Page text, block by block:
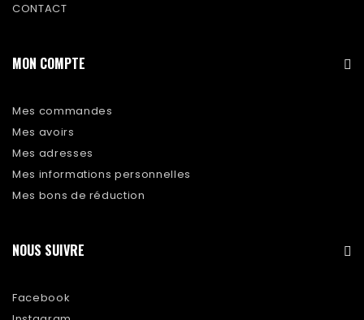
CONTACT
MON COMPTE
Mes commandes
Mes avoirs
Mes adresses
Mes informations personnelles
Mes bons de réduction
NOUS SUIVRE
Facebook